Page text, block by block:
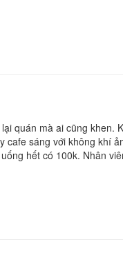
quán mà ai cũng khen.
sáng với không khí
hết có 100k. Nhân